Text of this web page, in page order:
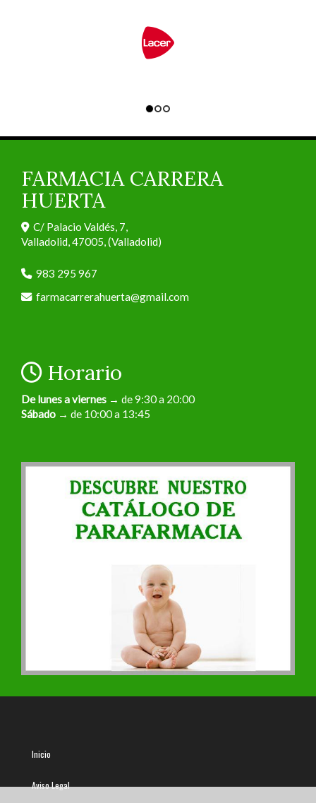
FARMACIA CARRERA
HUERTA
C/ Palacio Valdés, 7,
Valladolid,47005,(Valladolid)
983 295 967
farmacarrerahuerta
gmail.com
Horario
De lunes a viernes → de 9:30 a 20:00
Sábado → de 10:00 a 13:45
Inicio
Aviso Legal